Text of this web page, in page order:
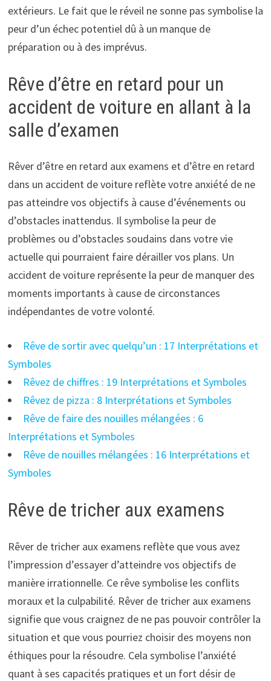
extérieurs. Le fait que le réveil ne sonne pas symbolise la
peur d’un échec potentiel dû à un manque de
préparation ou à des imprévus.
Rêve d’être en retard pour un
accident de voiture en allant à la
salle d’examen
Rêver d’être en retard aux examens et d’être en retard
dans un accident de voiture reflète votre anxiété de ne
pas atteindre vos objectifs à cause d’événements ou
d’obstacles inattendus. Il symbolise la peur de
problèmes ou d’obstacles soudains dans votre vie
actuelle qui pourraient faire dérailler vos plans. Un
accident de voiture représente la peur de manquer des
moments importants à cause de circonstances
indépendantes de votre volonté.
Rêve de sortir avec quelqu’un : 17 Interprétations et
Symboles
Rêvez de chiffres : 19 Interprétations et Symboles
Rêvez de pizza : 8 Interprétations et Symboles
Rêve de faire des nouilles mélangées : 6
Interprétations et Symboles
Rêve de nouilles mélangées : 16 Interprétations et
Symboles
Rêve de tricher aux examens
Rêver de tricher aux examens reflète que vous avez
l’impression d’essayer d’atteindre vos objectifs de
manière irrationnelle. Ce rêve symbolise les conflits
moraux et la culpabilité. Rêver de tricher aux examens
signifie que vous craignez de ne pas pouvoir contrôler la
situation et que vous pourriez choisir des moyens non
éthiques pour la résoudre. Cela symbolise l’anxiété
quant à ses capacités pratiques et un fort désir de